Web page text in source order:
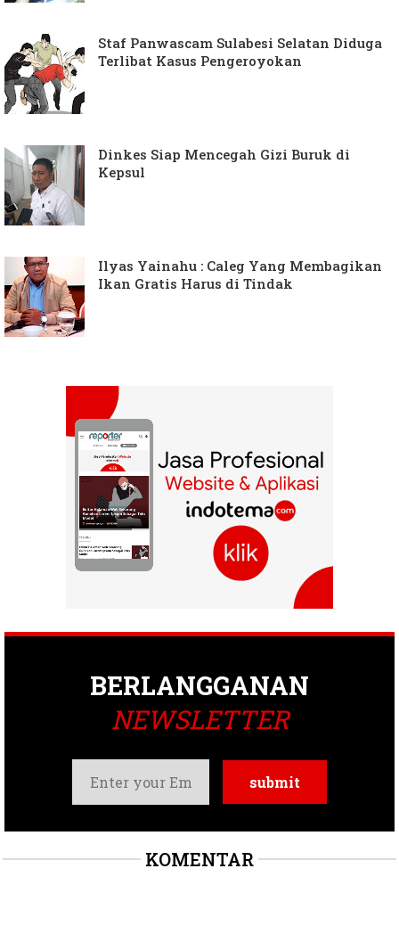
Staf Panwascam Sulabesi Selatan Diduga
Terlibat Kasus Pengeroyokan
Dinkes Siap Mencegah Gizi Buruk di
Kepsul
Ilyas Yainahu : Caleg Yang Membagikan
Ikan Gratis Harus di Tindak
BERLANGGANAN
NEWSLETTER
KOMENTAR